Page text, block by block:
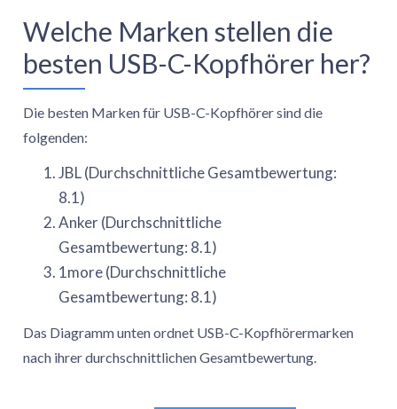
Kopfhörern?
5. Wann sind USB-C-Kopfhörer besser als die
Welche Marken stellen die
besten USB-C-Kopfhörer her?
Die besten Marken für USB-C-Kopfhörer sind die
folgenden:
JBL (Durchschnittliche Gesamtbewertung:
8.1)
Anker (Durchschnittliche
Gesamtbewertung: 8.1)
1more (Durchschnittliche
Gesamtbewertung: 8.1)
Das Diagramm unten ordnet USB-C-Kopfhörermarken
nach ihrer durchschnittlichen Gesamtbewertung.